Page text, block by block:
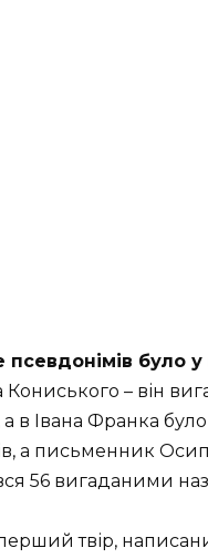
псевдонімів було у
– він
в Івана Франка
а письменник
56 вигаданими
перший твір,